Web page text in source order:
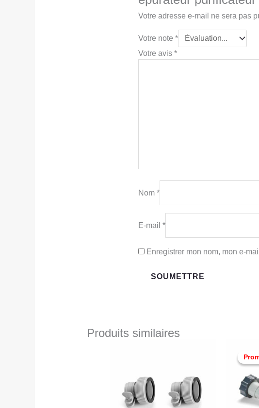
Votre adresse e-mail ne sera pas
Votre note*
Votre avis*
Nom*
E-mail*
Enregistrer mon nom, mon e-
Produits similaires